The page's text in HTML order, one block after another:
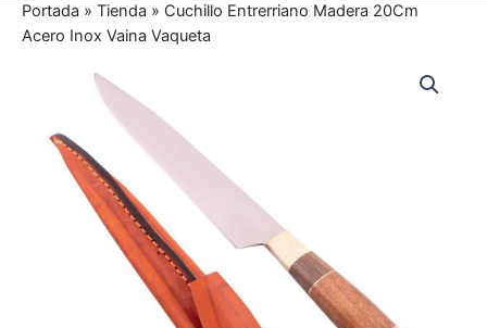
Portada » Tienda » Cuchillo Entrerriano Madera 20Cm
Acero Inox Vaina Vaqueta
Entrerriano
Acero